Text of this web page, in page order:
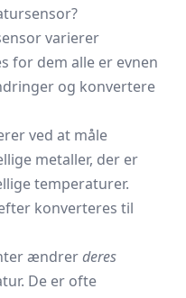
varierer
for dem alle er evnen
og konvertere
ved at måle
metaller, der er
temperaturer.
konverteres til
ændrerderes
De er ofte